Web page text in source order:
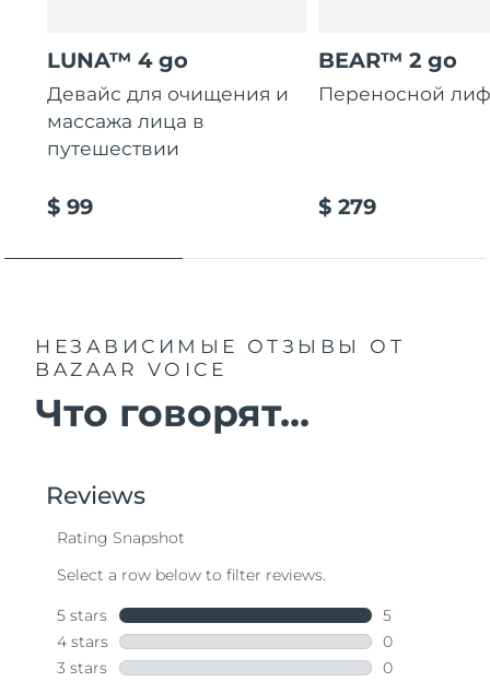
LUNA™ 4 go
Девайс для очищения и
массажа лица в
путешествии
$ 99
BEAR™ 2 go
Переносной
$ 279
НЕЗАВИСИМЫЕ ОТЗЫВЫ
ОТ
BAZAAR VOICE
Что говорят...